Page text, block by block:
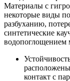
Материалы с
некоторые виды
разбуханию,
синтетические
водопоглощением
контакт с